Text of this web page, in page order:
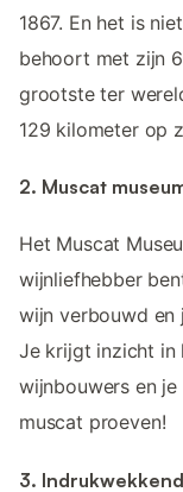
1867. En het is
behoort met zijn
grootste ter
129 kilometer op
2. Muscat
Het Muscat
wijnliefhebber
wijn verbouwd en
Je krijgt inzicht in
wijnbouwers en
muscat proeven!
3.